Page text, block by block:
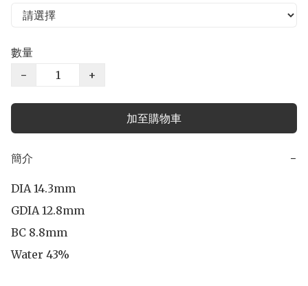
數量
−
+
加至購物車
簡介 −
DIA 14.3mm
GDIA 12.8mm
BC 8.8mm
Water 43%